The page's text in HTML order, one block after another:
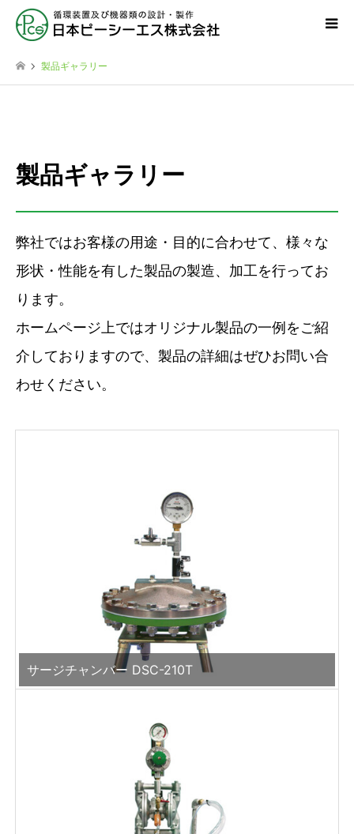
製品ギャラリー
製品ギャラリー
弊社ではお客様の用途・目的に合わせて、様々な
形状・性能を有した製品の製造、加工を行ってお
ります。
ホームページ上ではオリジナル製品の一例をご紹
介しておりますので、製品の詳細はぜひお問い合
わせください。
サージチャンバー DSC-210T